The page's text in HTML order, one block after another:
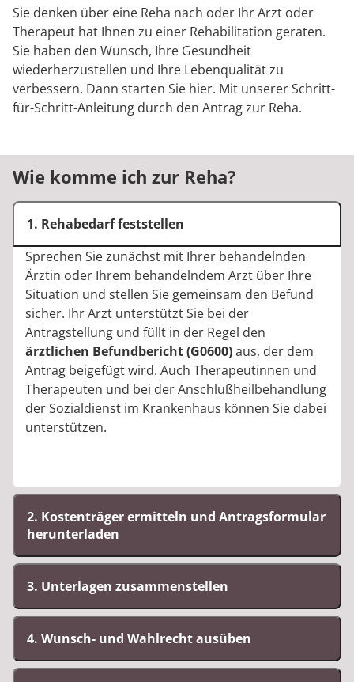
Karriere
Sie denken über eine Reha nach oder Ihr Arzt oder
Therapeut hat Ihnen zu einer Rehabilitation geraten.
Sie haben den Wunsch, Ihre Gesundheit
wiederherzustellen und Ihre Lebenqualität zu
verbessern. Dann starten Sie hier. Mit unserer Schritt-
für-Schritt-Anleitung durch den Antrag zur Reha.
Wie komme ich zur Reha?
1. Rehabedarf feststellen
Sprechen Sie zunächst mit Ihrer behandelnden
Ärztin oder Ihrem behandelndem Arzt über Ihre
Situation und stellen Sie gemeinsam den Befund
sicher. Ihr Arzt unterstützt Sie bei der
Antragstellung und füllt in der Regel den
ärztlichen Befundbericht (G0600)aus, der dem
Antrag beigefügt wird. Auch Therapeutinnen und
Therapeuten und bei der Anschlußheilbehandlung
der Sozialdienst im Krankenhaus können Sie dabei
unterstützen.
2. Kostenträger ermitteln und Antragsformular
herunterladen
3. Unterlagen zusammenstellen
4. Wunsch- und Wahlrecht ausüben